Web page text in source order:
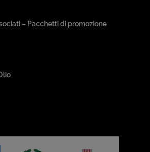
– Pacchetti di promozione